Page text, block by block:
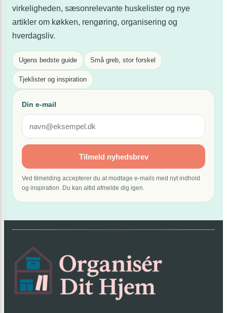
virkeligheden, sæsonrelevante huskelister og nye
artikler om køkken, rengøring, organisering og
hverdagsliv.
Ugens bedste guide Små greb, stor forskel
Tjeklister og inspiration
Din e-mail
Tilmeld nyhedsbrev
Ved tilmelding accepterer du at modtage e-mails med nyt indhold
og inspiration. Du kan altid afmelde dig igen.